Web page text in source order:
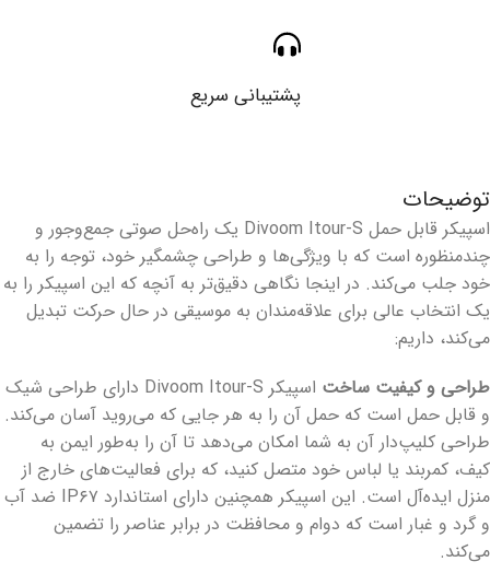
پشتیبانی سریع
توضیحات
اسپیکر قابل حمل Divoom Itour-S یک راه‌حل صوتی جمع‌وجور و
چندمنظوره است که با ویژگی‌ها و طراحی چشمگیر خود، توجه را به
خود جلب می‌کند. در اینجا نگاهی دقیق‌تر به آنچه که این اسپیکر را به
یک انتخاب عالی برای علاقه‌مندان به موسیقی در حال حرکت تبدیل
می‌کند، داریم:
طراحی و کیفیت ساخت
اسپیکر Divoom Itour-S دارای طراحی شیک
و قابل حمل است که حمل آن را به هر جایی که می‌روید آسان می‌کند.
طراحی کلیپ‌دار آن به شما امکان می‌دهد تا آن را به‌طور ایمن به
کیف، کمربند یا لباس خود متصل کنید، که برای فعالیت‌های خارج از
منزل ایده‌آل است. این اسپیکر همچنین دارای استاندارد IP۶۷ ضد آب
و گرد و غبار است که دوام و محافظت در برابر عناصر را تضمین
می‌کند.